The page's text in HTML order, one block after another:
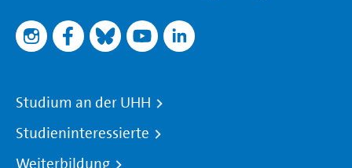
Studium an der UHH
Studieninteressierte